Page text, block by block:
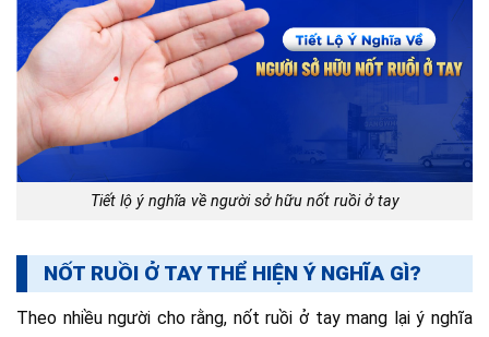
Tiết lộ ý nghĩa về người sở hữu nốt ruồi ở tay
NỐT RUỒI Ở TAY THỂ HIỆN Ý NGHĨA GÌ?
Theo nhiều người cho rằng, nốt ruồi ở tay mang lại ý nghĩa